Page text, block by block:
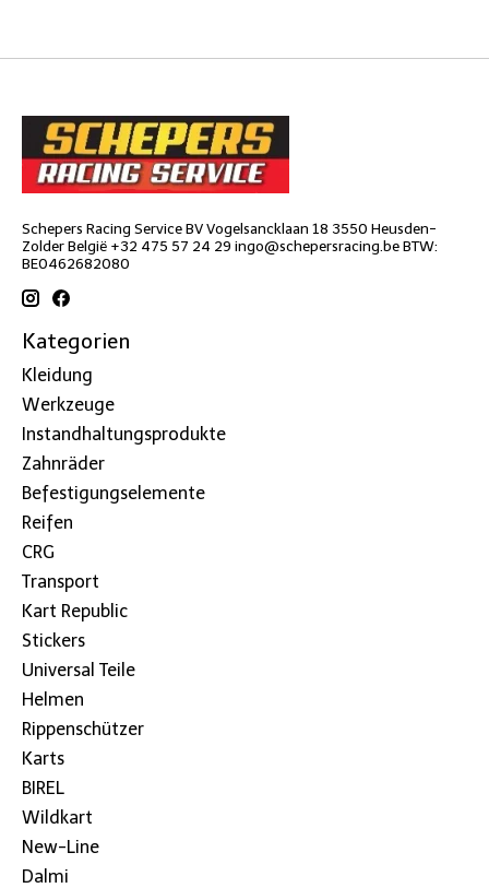
Schepers Racing Service BV Vogelsancklaan 18 3550 Heusden-
Zolder België +32 475 57 24 29 ingo@schepersracing.beBTW:
BE0462682080
Kategorien
Kleidung
Werkzeuge
Instandhaltungsprodukte
Zahnräder
Befestigungselemente
Reifen
CRG
Transport
Kart Republic
Stickers
Universal Teile
Helmen
Rippenschützer
Karts
BIREL
Wildkart
New-Line
Dalmi